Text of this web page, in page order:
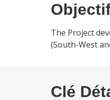
The Project
(South-West
Clé